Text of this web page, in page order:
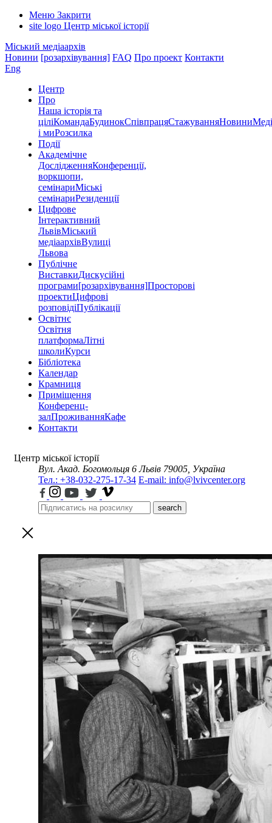
Меню Закрити
site logo Центр міської історії
Міський медіаархів
Новини [розархівування] FAQ Про проект Контакти
Eng
Центр
Про
Наша історія та
ціліКомандаБудинокСпівпрацяСтажуванняНовини
і миРозсилка
Події
Академічне
ДослідженняКонференції,
воркшопи,
семінариМіські
семінариРезиденції
Цифрове
Інтерактивний
ЛьвівМіський
медіаархівВулиці
Львова
Публічне
ВиставкиДискусійні
програми[розархівування]Просторові
проектиЦифрові
розповідіПублікації
Освітнє
Освітня
платформаЛітні
школиКурси
Бібліотека
Календар
Крамниця
Приміщення
Конференц-
залПроживанняКафе
Контакти
Центр міської історії
Вул. Акад. Богомольця 6 Львів 79005, Україна
Тел.: +38-032-275-17-34 E-mail: info@lvivcenter.org
search